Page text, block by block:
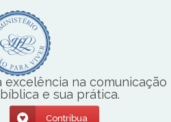
excelência na comunicação
e sua prática.
Contribua